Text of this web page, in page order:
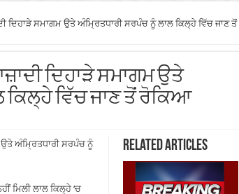
ਦਿਹਾੜੇ ਸਮਾਗਮ ਉਤੇ ਅੰਮ੍ਰਿਤਧਾਰੀ ਸਰਪੰਚ ਨੂੰ ਲਾਲ ਕਿਲ੍ਹੇ ਵਿੱਚ ਜਾਣ ਤੋਂ
ਆਜ਼ਾਦੀ ਦਿਹਾੜੇ ਸਮਾਗਮ ਉਤੇ
ਕਿਲ੍ਹੇ ਵਿੱਚ ਜਾਣ ਤੋਂ ਰੋਕਿਆ
Related Articles
ਅੰਮ੍ਰਿਤਧਾਰੀ ਸਰਪੰਚ ਨੂੰ
ਮਿਲੀ ਲਾਲ ਕਿਲ੍ਹੇ ‘ਚ